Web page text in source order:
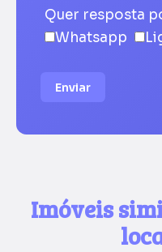
Quer resposta
Whatsapp
Enviar
Imóveis